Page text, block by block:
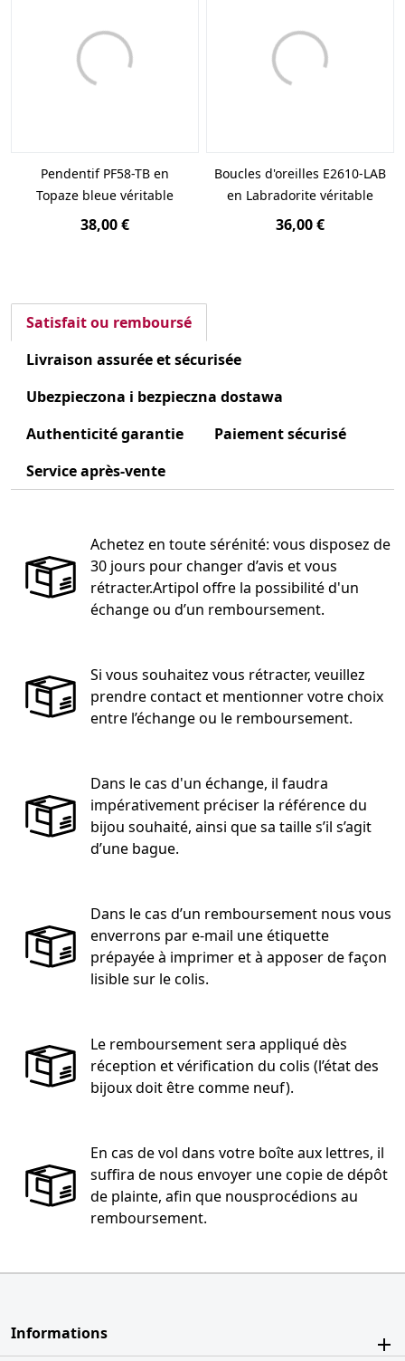
Loading...}
Pendentif PF58-TB en
Topaze bleue véritable
38,00 €
Loading...}
Boucles d'oreilles E2610-LAB
en Labradorite véritable
36,00 €
Satisfait ou remboursé
Livraison assurée et sécurisée
Ubezpieczona i bezpieczna dostawa
Authenticité garantie
Paiement sécurisé
Service après-vente
Achetez en toute sérénité: vous disposez de
30 jours pour changer d’avis et vous
rétracter.Artipol offre la possibilité d'un
échange ou d’un remboursement.
Si vous souhaitez vous rétracter, veuillez
prendre contact et mentionner votre choix
entre l’échange ou le remboursement.
Dans le cas d'un échange, il faudra
impérativement préciser la référence du
bijou souhaité, ainsi que sa taille s’il s’agit
d’une bague.
Dans le cas d’un remboursement nous vous
enverrons par e-mail une étiquette
prépayée à imprimer et à apposer de façon
lisible sur le colis.
Le remboursement sera appliqué dès
réception et vérification du colis (l’état des
bijoux doit être comme neuf).
En cas de vol dans votre boîte aux lettres, il
suffira de nous envoyer une copie de dépôt
de plainte, afin que nousprocédions au
remboursement.
Informations